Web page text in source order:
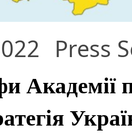
Press